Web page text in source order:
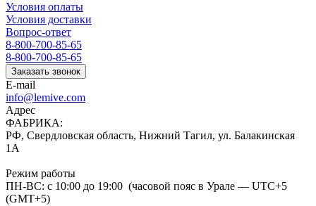
Условия оплаты
Условия доставки
Вопрос-ответ
8-800-700-85-65
8-800-700-85-65
Заказать звонок
E-mail
info@lemive.com
Адрес
ФАБРИКА:
РФ, Свердловская область, Нижний Тагил, ул. Балакинская
1А
Режим работы
ПН-ВС: с 10:00 до 19:00 (часовой пояс в Урале — UTC+5
(GMT+5)